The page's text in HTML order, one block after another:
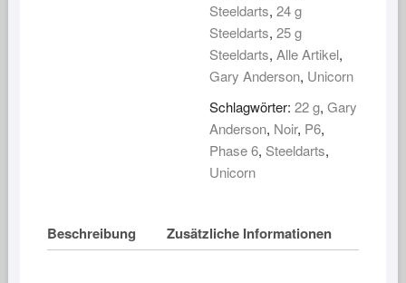
Steeldarts, 24 g
Steeldarts, 25 g
Steeldarts, Alle Artikel,
Gary Anderson, Unicorn
Schlagwörter: 22 g, Gary
Anderson, Noir, P6,
Phase 6, Steeldarts,
Unicorn
Beschreibung Zusätzliche Informationen